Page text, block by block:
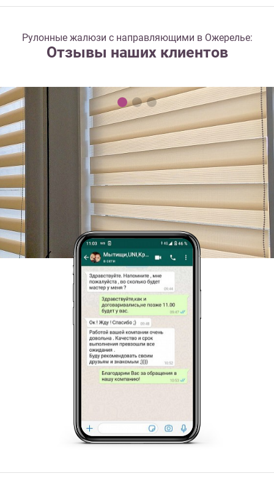
Рулонные жалюзи с направляющими в Ожерелье:
Отзывы наших клиентов